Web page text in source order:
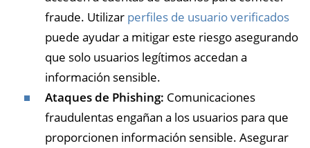
fraude. Utilizar perfiles de usuario verificados
puede ayudar a mitigar este riesgo asegurando
que solo usuarios legítimos accedan a
información sensible.
Ataques de Phishing: Comunicaciones
fraudulentas engañan a los usuarios para que
proporcionen información sensible. Asegurar